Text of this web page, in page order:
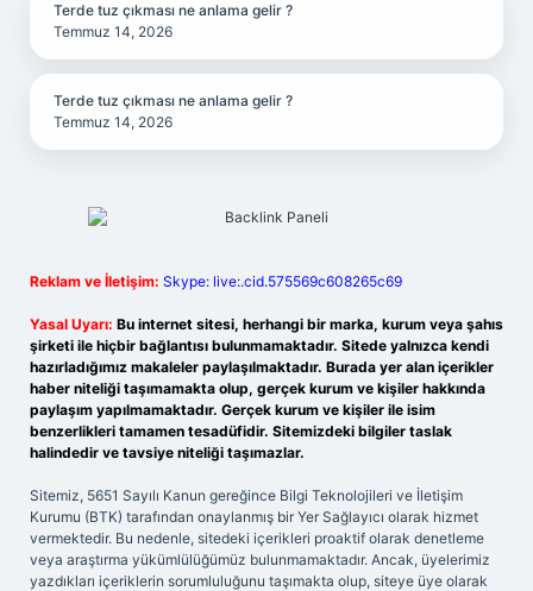
Terde tuz çıkması ne anlama gelir ?
Temmuz 14, 2026
Terde tuz çıkması ne anlama gelir ?
Temmuz 14, 2026
Reklam ve İletişim: Skype: live:.cid.575569c608265c69
Yasal Uyarı: Bu internet sitesi, herhangi bir marka, kurum veya şahıs
şirketi ile hiçbir bağlantısı bulunmamaktadır. Sitede yalnızca kendi
hazırladığımız makaleler paylaşılmaktadır. Burada yer alan içerikler
haber niteliği taşımamakta olup, gerçek kurum ve kişiler hakkında
paylaşım yapılmamaktadır. Gerçek kurum ve kişiler ile isim
benzerlikleri tamamen tesadüfidir. Sitemizdeki bilgiler taslak
halindedir ve tavsiye niteliği taşımazlar.
Sitemiz, 5651 Sayılı Kanun gereğince Bilgi Teknolojileri ve İletişim
Kurumu (BTK) tarafından onaylanmış bir Yer Sağlayıcı olarak hizmet
vermektedir. Bu nedenle, sitedeki içerikleri proaktif olarak denetleme
veya araştırma yükümlülüğümüz bulunmamaktadır. Ancak, üyelerimiz
yazdıkları içeriklerin sorumluluğunu taşımakta olup, siteye üye olarak